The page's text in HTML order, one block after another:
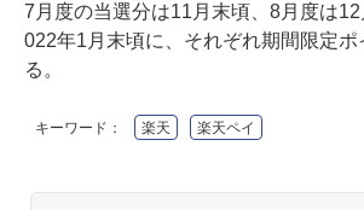
7月度の当選分は11月末頃、8月度は
022年1月末頃に、それぞれ期間限定
る。
キーワード： 楽天 楽天ペイ